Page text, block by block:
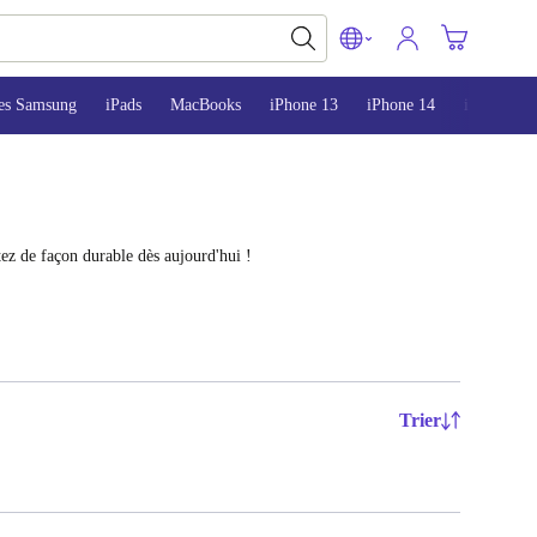
Samsung iPads MacBooks iPhone 13 iPhone 14 iPhone 15
de façon durable dès aujourd'hui !
Trier